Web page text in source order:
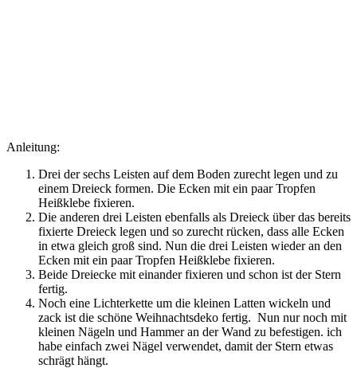
Anleitung:
Drei der sechs Leisten auf dem Boden zurecht legen und zu
einem Dreieck formen. Die Ecken mit ein paar Tropfen
Heißklebe fixieren.
Die anderen drei Leisten ebenfalls als Dreieck über das bereits
fixierte Dreieck legen und so zurecht rücken, dass alle Ecken
in etwa gleich groß sind. Nun die drei Leisten wieder an den
Ecken mit ein paar Tropfen Heißklebe fixieren.
Beide Dreiecke mit einander fixieren und schon ist der Stern
fertig.
Noch eine Lichterkette um die kleinen Latten wickeln und
zack ist die schöne Weihnachtsdeko fertig. Nun nur noch mit
kleinen Nägeln und Hammer an der Wand zu befestigen. ich
habe einfach zwei Nägel verwendet, damit der Stern etwas
schrägt hängt.